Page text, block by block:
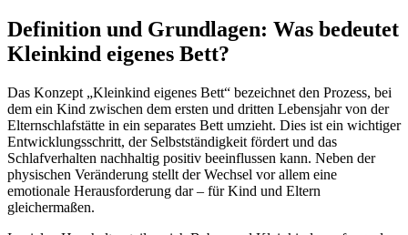
Definition und Grundlagen: Was bedeutet
Kleinkind eigenes Bett?
Das Konzept „Kleinkind eigenes Bett“ bezeichnet den Prozess, bei
dem ein Kind zwischen dem ersten und dritten Lebensjahr von der
Elternschlafstätte in ein separates Bett umzieht. Dies ist ein wichtiger
Entwicklungsschritt, der Selbstständigkeit fördert und das
Schlafverhalten nachhaltig positiv beeinflussen kann. Neben der
physischen Veränderung stellt der Wechsel vor allem eine
emotionale Herausforderung dar – für Kind und Eltern
gleichermaßen.